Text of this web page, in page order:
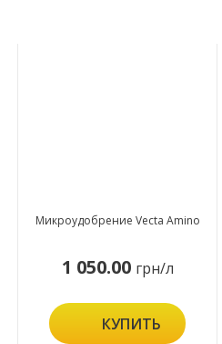
Микроудобрение Vecta Amino
1 050.00 грн/л
КУПИТЬ